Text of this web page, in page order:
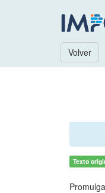
Volver
Texto